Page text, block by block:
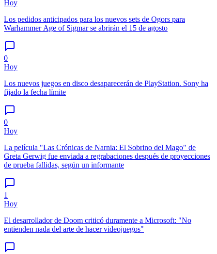
Hoy
Los pedidos anticipados para los nuevos sets de Ogors para
Warhammer Age of Sigmar se abrirán el 15 de agosto
0
Hoy
Los nuevos juegos en disco desaparecerán de PlayStation. Sony ha
fijado la fecha límite
0
Hoy
La película "Las Crónicas de Narnia: El Sobrino del Mago" de
Greta Gerwig fue enviada a regrabaciones después de proyecciones
de prueba fallidas, según un informante
1
Hoy
El desarrollador de Doom criticó duramente a Microsoft: "No
entienden nada del arte de hacer videojuegos"